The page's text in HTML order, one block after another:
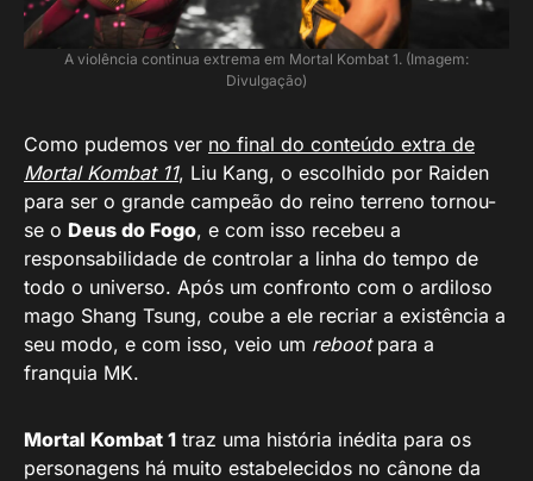
A violência continua extrema em Mortal Kombat 1. (Imagem:
Divulgação)
Como pudemos ver no final do conteúdo extra de
Mortal Kombat 11, Liu Kang, o escolhido por Raiden
para ser o grande campeão do reino terreno tornou-
se o Deus do Fogo, e com isso recebeu a
responsabilidade de controlar a linha do tempo de
todo o universo. Após um confronto com o ardiloso
mago Shang Tsung, coube a ele recriar a existência a
seu modo, e com isso, veio um rebootpara a
franquia MK.
Mortal Kombat 1 traz uma história inédita para os
personagens há muito estabelecidos no cânone da